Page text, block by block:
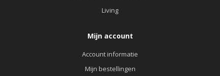
Living
Mijn account
Account informatie
Mijn bestellingen